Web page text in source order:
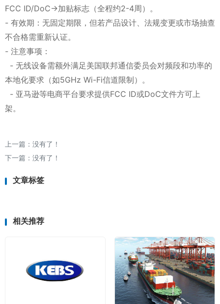
FCC ID/DoC→加贴标志（全程约2-4周）。
- 有效期：无固定期限，但若产品设计、法规变更或市场抽查
不合格需重新认证。
- 注意事项：
- 无线设备需额外满足美国联邦通信委员会对频段和功率的
本地化要求（如5GHz Wi-Fi信道限制）。
- 亚马逊等电商平台要求提供FCC ID或DoC文件方可上
架。
上一篇：没有了！
下一篇：没有了！
文章标签
相关推荐